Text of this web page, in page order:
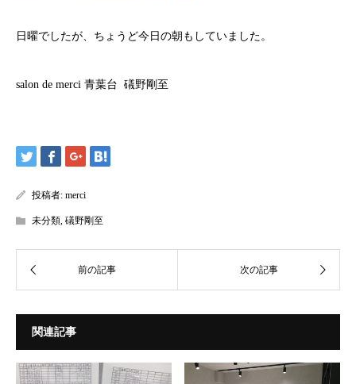
日曜でしたが、ちょうど今日の朝もしていました。
salon de merci 青葉台 礒野剛至
投稿者: merci
未分類, 礒野剛至
関連記事